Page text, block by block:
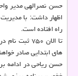
حسن نصرالهی مدیر
اظهار داشت: با
راه افتاده است.
تا الان ۷۵۰
های ابتدایی صادر
حسن ریاحی در ادامه